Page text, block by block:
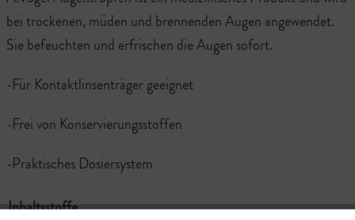
bei trockenen, müden und brennenden Augen angewendet.
Sie befeuchten und erfrischen die Augen sofort.
-Für Kontaktlinsenträger geeignet
-Frei von Konservierungsstoffen
-Praktisches Dosiersystem
Inhaltsstoffe